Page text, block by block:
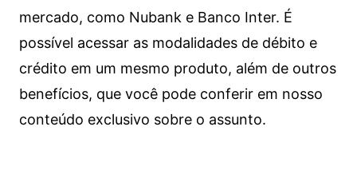
mercado, como Nubank e Banco Inter. É
possível acessar as modalidades de débito e
crédito em um mesmo produto, além de outros
benefícios, que você pode conferir em nosso
conteúdo exclusivo sobre o assunto.